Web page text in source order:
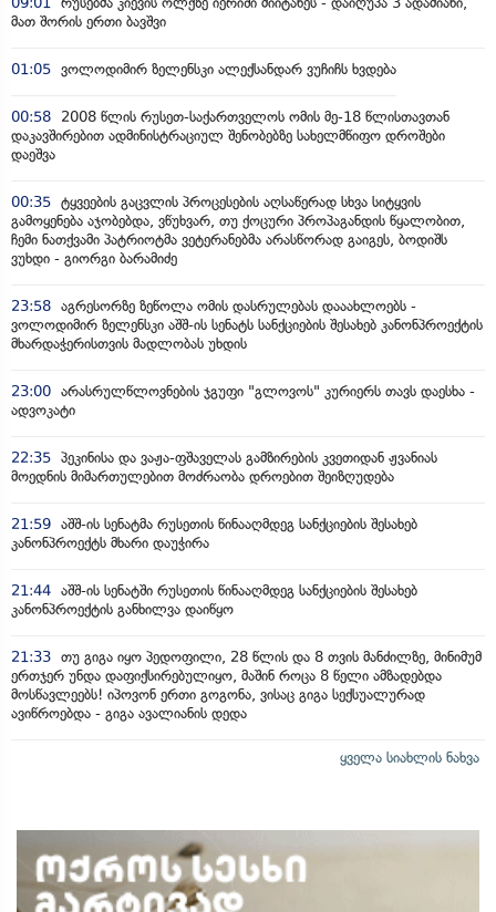
მათ შორის ერთი ბავშვი
01:05 ვოლოდიმირ ზელენსკი ალექსანდარ ვუჩიჩს ხვდება
00:58
2008 წლის რუსეთ-საქართველოს ომის მე-18 წლისთავთან
დაკავშირებით ადმინისტრაციულ შენობებზე სახელმწიფო დროშები
დაეშვა
00:35 ტყვეების გაცვლის პროცესების აღსაწერად სხვა სიტყვის
გამოყენება აჯობებდა, ვწუხვარ, თუ ქოცური პროპაგანდის წყალობით,
ჩემი ნათქვამი პატრიოტმა ვეტერანებმა არასწორად გაიგეს, ბოდიშს
ვუხდი - გიორგი ბარამიძე
23:58 აგრესორზე ზეწოლა ომის დასრულებას დააახლოებს -
ვოლოდიმირ ზელენსკი აშშ-ის სენატს სანქციების შესახებ კანონპროექტის
მხარდაჭერისთვის მადლობას უხდის
23:00 არასრულწლოვნების ჯგუფი "გლოვოს" კურიერს თავს დაესხა -
ადვოკატი
22:35 პეკინისა და ვაჟა-ფშაველას გამზირების კვეთიდან ჟვანიას
მოედნის მიმართულებით მოძრაობა დროებით შეიზღუდება
21:59 აშშ-ის სენატმა რუსეთის წინააღმდეგ სანქციების შესახებ
კანონპროექტს მხარი დაუჭირა
21:44 აშშ-ის სენატში რუსეთის წინააღმდეგ სანქციების შესახებ
კანონპროექტის განხილვა დაიწყო
21:33 თუ გიგა იყო პედოფილი, 28 წლის და 8 თვის მანძილზე, მინიმუმ
ერთჯერ უნდა დაფიქსირებულიყო, მაშინ როცა 8 წელი ამზადებდა
მოსწავლეებს! იპოვონ ერთი გოგონა, ვისაც გიგა სექსუალურად
ავიწროებდა - გიგა ავალიანის დედა
ყველა სიახლის ნახვა